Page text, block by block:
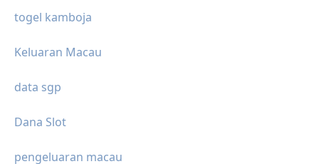
togel kamboja
Keluaran Macau
data sgp
Dana Slot
pengeluaran macau